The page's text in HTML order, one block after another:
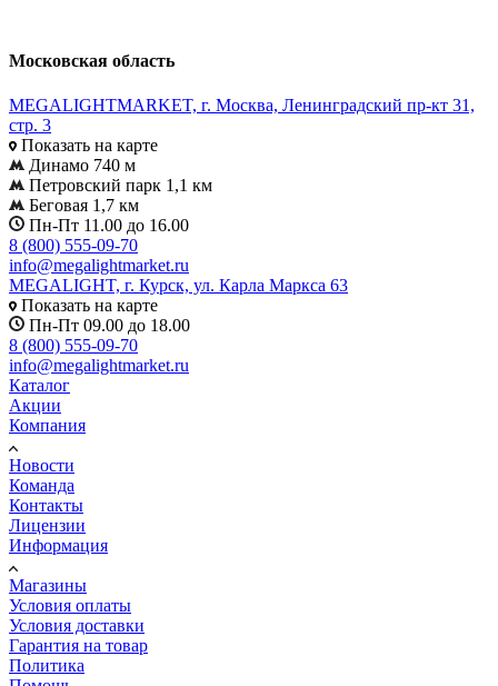
Московская область
MEGALIGHTMARKET, г. Москва, Ленинградский пр-кт 31,
стр. 3
Показать на карте
Динамо 740 м
Петровский парк 1,1 км
Беговая 1,7 км
Пн-Пт 11.00 до 16.00
8 (800) 555-09-70
info@megalightmarket.ru
MEGALIGHT, г. Курск, ул. Карла Маркса 63
Показать на карте
Пн-Пт 09.00 до 18.00
8 (800) 555-09-70
info@megalightmarket.ru
Каталог
Акции
Компания
Новости
Команда
Контакты
Лицензии
Информация
Магазины
Условия оплаты
Условия доставки
Гарантия на товар
Политика